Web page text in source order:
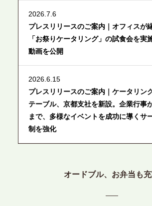
2026.7.6
プレスリリースのご案内｜オフィスが
「お祭りケータリング」の試食会を実
動画を公開
2026.6.15
プレスリリースのご案内｜ケータリン
テーブル、京都支社を新設。企業行事
まで、多様なイベントを成功に導くサ
制を強化
プレスリリースのご案内｜ケータリン
目の展開で、拡大する出張パーティー
オードブル、お弁当も